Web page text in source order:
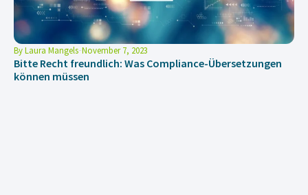
ByLaura Mangels November 7, 2023
Bitte Recht freundlich: Was Compliance-Übersetzungen
können müssen